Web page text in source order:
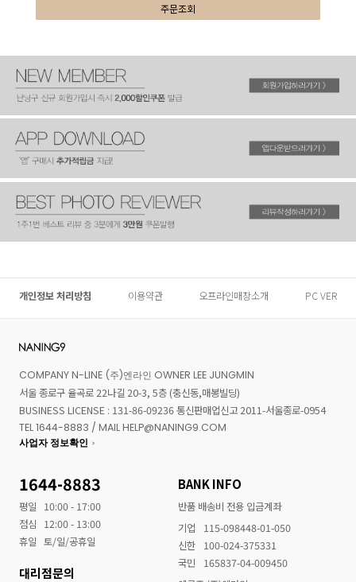
주문조회
개인정보 처리방침 이용약관 오프라인매장소개 PC VER
COMPANY N-LINE (주)엔라인 OWNER LEE JUNGMIN
서울 종로구 율곡로 22나길 20-3, 5층 (충신동,매봉빌딩)
BUSINESS LICENSE : 131-86-09236 통신판매업신고 2011-서울종로-0954
TEL 1644-8883 / MAIL HELP@NANING9.COM
사업자 정보확인
1644-8883
평일
10:00 - 17:00
점심
12:00 - 13:00
휴일 토/일/공휴일
대리점문의
BANK INFO
반품 배송비 전용 입금계좌
기업
115-098448-01-050
신한
100-024-375331
국민
165837-04-009450